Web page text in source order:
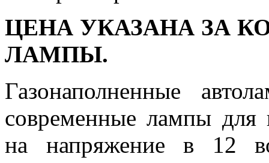
ЦЕНА УКАЗАНА ЗА
ЛАМПЫ.
Газонаполненные
современные лампы для
на напряжение в 12